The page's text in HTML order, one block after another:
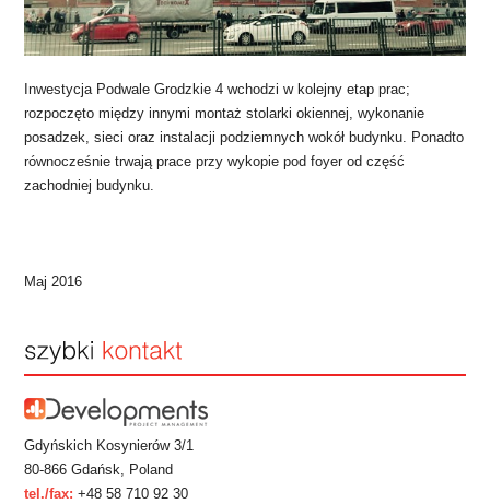
Inwestycja Podwale Grodzkie 4 wchodzi w kolejny etap prac;
rozpoczęto między innymi montaż stolarki okiennej, wykonanie
posadzek, sieci oraz instalacji podziemnych wokół budynku. Ponadto
równocześnie trwają prace przy wykopie pod foyer od część
zachodniej budynku.
Maj 2016
Gdyńskich Kosynierów 3/1
80-866 Gdańsk, Poland
tel./fax: +48 58 710 92 30